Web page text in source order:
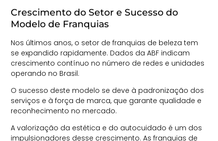
Crescimento do Setor e Sucesso do
Modelo de Franquias
Nos últimos anos, o setor de franquias de beleza tem
se expandido rapidamente. Dados daABF indicam
crescimento contínuo no número de redes e unidades
operando no Brasil.
O sucesso deste modelo se deve à padronização dos
serviços e à força de marca, que garante qualidade e
reconhecimento no mercado.
A valorização da estética e do autocuidado é um dos
impulsionadores desse crescimento. As franquias de